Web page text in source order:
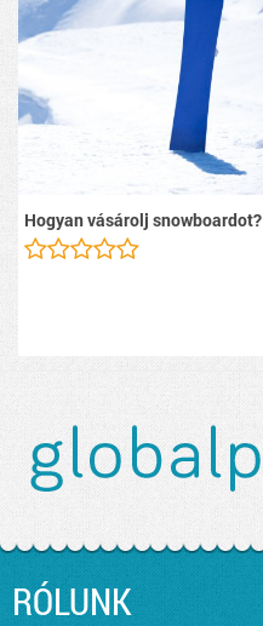
Hogyan vásárolj snowboardot?
RÓLUNK